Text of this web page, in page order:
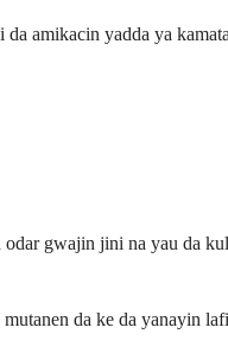
amikacin yadda ya
gwajin jini na yau da
da ke da yanayin